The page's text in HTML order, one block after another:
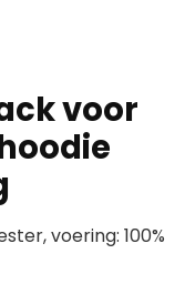
voor
voering: 100%